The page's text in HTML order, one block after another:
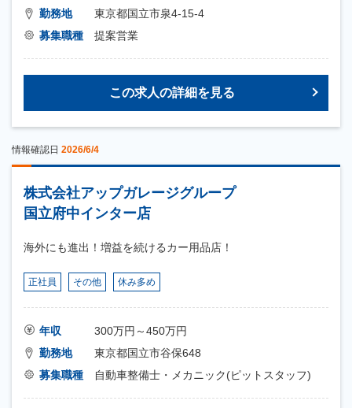
勤務地
東京都国立市泉4-15-4
募集職種
提案営業
この求人の詳細を見る
情報確認日 2026/6/4
株式会社アップガレージグループ
国立府中インター店
海外にも進出！増益を続けるカー用品店！
正社員 その他 休み多め
年収
300万円～450万円
勤務地
東京都国立市谷保648
募集職種
自動車整備士・メカニック(ピットスタッフ)